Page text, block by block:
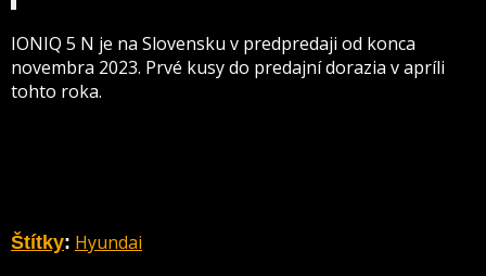
IONIQ 5 N je na Slovensku v predpredaji od konca
novembra 2023. Prvé kusy do predajní dorazia v apríli
tohto roka.
Štítky: Hyundai